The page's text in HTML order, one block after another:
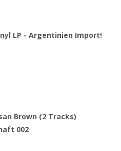
LP - Argentinien Import!
Brown (2 Tracks)
002